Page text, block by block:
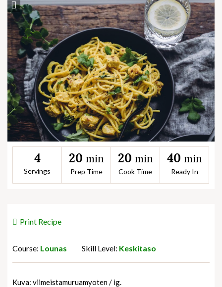
Save Recipe
4
Servings
20 min
Prep Time
20 min
Cook Time
40 min
Ready In
Print Recipe
Course: Lounas Skill Level: Keskitaso
Kuva: viimeistamuruamyoten / ig.